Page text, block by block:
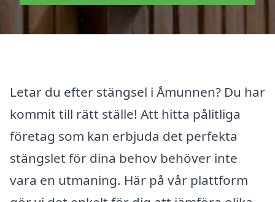
Letar du efter stängsel i Åmunnen? Du har
kommit till rätt ställe! Att hitta pålitliga
företag som kan erbjuda det perfekta
stängslet för dina behov behöver inte
vara en utmaning. Här på vår plattform